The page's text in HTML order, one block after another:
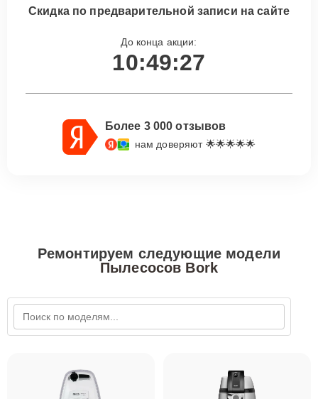
Скидка по предварительной записи на сайте
До конца акции:
10:49:26
Более 3 000 отзывов
нам доверяют 🌟🌟🌟🌟🌟
Ремонтируем следующие модели
Пылесосов Bork